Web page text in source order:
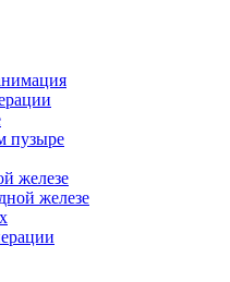
пузыре
железе
железе